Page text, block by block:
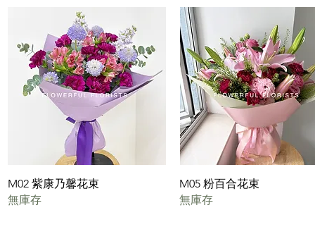
快速瀏覽
M02 紫康乃馨花束
無庫存
快速瀏覽
M05 粉百合花束
無庫存